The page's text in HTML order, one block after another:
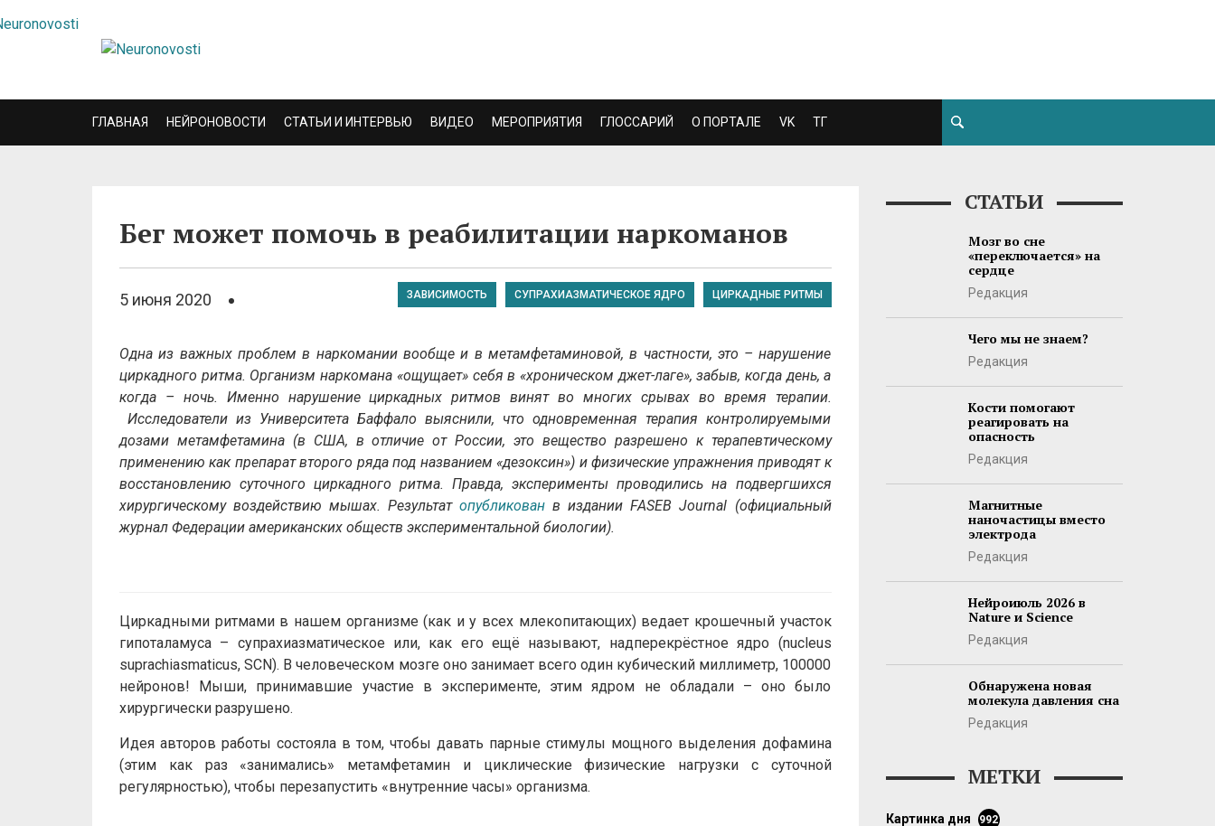
ГЛАВНАЯ НЕЙРОНОВОСТИ СТАТЬИ И ИНТЕРВЬЮ ВИДЕО МЕРОПРИЯТИЯ ГЛОССАРИЙ О ПОРТАЛЕ VK ТГ
Бег может помочь в реабилитации наркоманов
5 июня 2020 ЗАВИСИМОСТЬ СУПРАХИАЗМАТИЧЕСКОЕ ЯДРО ЦИРКАДНЫЕ РИТМЫ
Одна из важных проблем в наркомании вообще и в метамфетаминовой, в частности, это – нарушение
циркадного ритма. Организм наркомана «ощущает» себя в «хроническом джет-лаге», забыв, когда день, а
когда – ночь. Именно нарушение циркадных ритмов винят во многих срывах во время терапии.
Исследователи из Университета Баффало выяснили, что одновременная терапия контролируемыми
дозами метамфетамина (в США, в отличие от России, это вещество разрешено к терапевтическому
применению как препарат второго ряда под названием «дезоксин») и физические упражнения приводят к
восстановлению суточного циркадного ритма. Правда, эксперименты проводились на подвергшихся
хирургическому воздействию мышах. Результатопубликован в издании FASEB Journal (официальный
журнал Федерации американских обществ экспериментальной биологии).
Циркадными ритмами в нашем организме (как и у всех млекопитающих) ведает крошечный участок
гипоталамуса – супрахиазматическое или, как его ещё называют, надперекрёстное ядро (nucleus
suprachiasmaticus, SCN). В человеческом мозге оно занимает всего один кубический миллиметр, 100000
нейронов! Мыши, принимавшие участие в эксперименте, этим ядром не обладали – оно было
хирургически разрушено.
Идея авторов работы состояла в том, чтобы давать парные стимулы мощного выделения дофамина
(этим как раз «занимались» метамфетамин и циклические физические нагрузки с суточной
регулярностью), чтобы перезапустить «внутренние часы» организма.
СТАТЬИ
Мозг во сне
«переключается» на
сердце
Редакция
Чего мы не знаем?
Редакция
Кости помогают
реагировать на
опасность
Редакция
Магнитные
наночастицы вместо
электрода
Редакция
Нейроиюль 2026 в
Nature и Science
Редакция
Обнаружена новая
молекула давления сна
Редакция
МЕТКИ
картинка дня 992